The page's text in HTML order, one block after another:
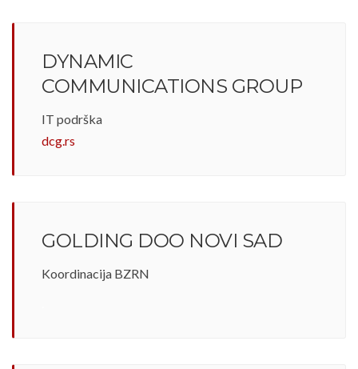
DYNAMIC
COMMUNICATIONS GROUP
IT podrška
dcg.rs
GOLDING DOO NOVI SAD
Koordinacija BZRN